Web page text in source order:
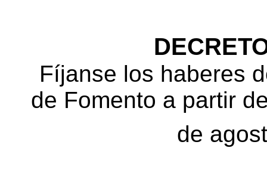
Fíjanse los haberes
de Fomento a partir
de